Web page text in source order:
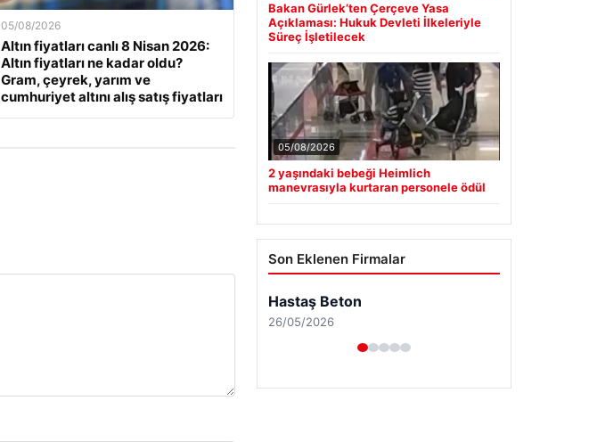
05/08/2026
Altın fiyatları canlı 8 Nisan 2026:
Altın fiyatları ne kadar oldu?
Gram, çeyrek, yarım ve
cumhuriyet altını alış satış fiyatları
Bakan Gürlek’ten Çerçeve Yasa
Açıklaması: Hukuk Devleti İlkeleriyle
Süreç İşletilecek
05/08/2026
2 yaşındaki bebeği Heimlich
manevrasıyla kurtaran personele ödül
Son Eklenen Firmalar